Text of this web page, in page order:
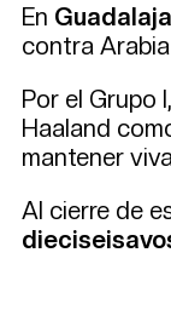
En
contra
Por el Grupo
Haaland
mantener
Al cierre de